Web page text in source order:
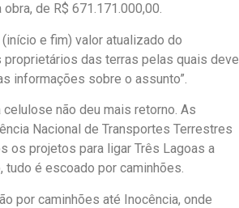
de R$ 671.171.000,00.
e fim) valor atualizado do
das terras pelas quais deve
informações sobre o assunto”.
não deu mais retorno. As
Nacional de Transportes Terrestres
os projetos para ligar Três Lagoas a
tudo é escoado por caminhões.
por caminhões até Inocência, onde